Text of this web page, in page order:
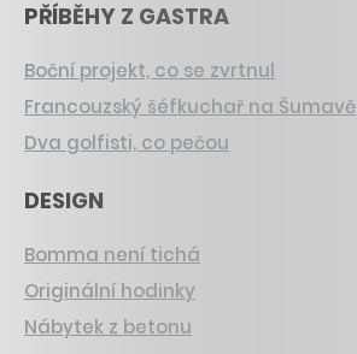
PŘÍBĚHY Z GASTRA
Boční projekt, co se zvrtnul
Francouzský šéfkuchař na Šumavě
Dva golfisti, co pečou
DESIGN
Bomma není tichá
Originální hodinky
Nábytek z betonu